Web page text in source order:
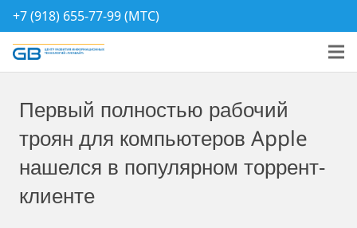
+7 (918) 655-77-99 (МТС)
Первый полностью рабочий
троян для компьютеров Apple
нашелся в популярном торрент-
клиенте